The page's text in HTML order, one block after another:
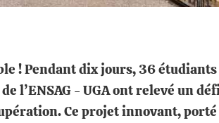
! Pendant dix jours, 36 étudiants
l’ENSAG - UGA ont relevé un défi
Ce projet innovant,